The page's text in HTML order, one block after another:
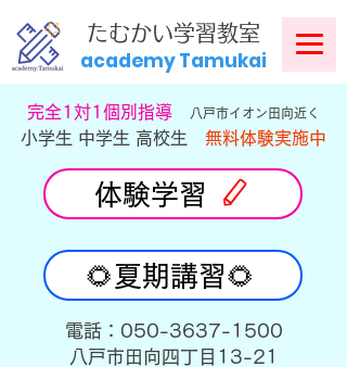
​たむかい学習教室
academy Tamukai
​完全1対1個別指導 八戸市イオン田向近く
小学生 中学生 高校生 無料体験実施中
体験学習
🌻夏期講習🌻
​電話：050-3637-1500
​八戸市田向四丁目13-21